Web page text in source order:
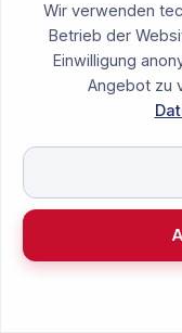
Lagerländer
//
Wir verwenden
Betrieb der
Einwilligung
Angebot zu